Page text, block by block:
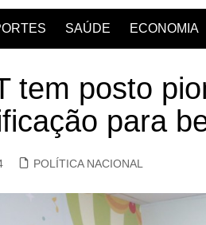
SAÚDE ECONOMIA
tem posto
para
POLÍTICA NACIONAL